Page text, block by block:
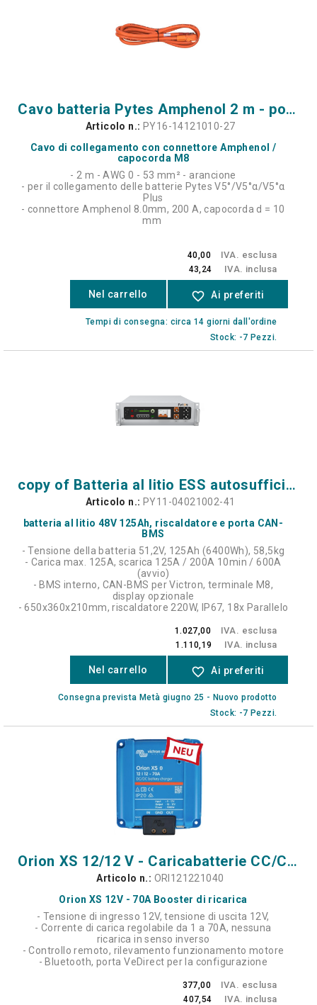
Cavo batteria Pytes Amphenol 2 m - positivo
Articolo n.: PY16-14121010-27
Cavo di collegamento con connettore Amphenol /
capocorda M8
- 2 m - AWG 0 - 53 mm² - arancione
- per il collegamento delle batterie Pytes V5°/V5°α/V5°α
Plus
- connettore Amphenol 8.0mm, 200 A, capocorda d = 10
mm
40,00 IVA. esclusa
43,24 IVA. inclusa
Nel carrello favorite_border Ai preferiti
Tempi di consegna: circa 14 giorni dall'ordine
Stock: -7 Pezzi.
copy of Batteria al litio ESS autosufficiente 51,2V - 6400Wh
Articolo n.: PY11-04021002-41
batteria al litio 48V 125Ah, riscaldatore e porta CAN-
BMS
- Tensione della batteria 51,2V, 125Ah (6400Wh), 58,5kg
- Carica max. 125A, scarica 125A / 200A 10min / 600A
(avvio)
- BMS interno, CAN-BMS per Victron, terminale M8,
display opzionale
- 650x360x210mm, riscaldatore 220W, IP67, 18x Parallelo
1.027,00 IVA. esclusa
1.110,19 IVA. inclusa
Nel carrello favorite_border Ai preferiti
Consegna prevista Metà giugno 25 - Nuovo prodotto
Stock: -7 Pezzi.
Orion XS 12/12 V - Caricabatterie CC/CC da 70 A
Articolo n.: ORI121221040
Orion XS 12V - 70A Booster di ricarica
- Tensione di ingresso 12V, tensione di uscita 12V,
- Corrente di carica regolabile da 1 a 70A, nessuna
ricarica in senso inverso
- Controllo remoto, rilevamento funzionamento motore
- Bluetooth, porta VeDirect per la configurazione
377,00 IVA. esclusa
407,54 IVA. inclusa